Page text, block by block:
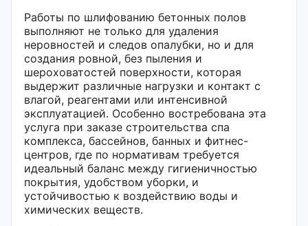
Работы по шлифованию бетонных полов
выполняют не только для удаления
неровностей и следов опалубки, но и для
создания ровной, без пыления и
шероховатостей поверхности, которая
выдержит различные нагрузки и контакт с
влагой, реагентами или интенсивной
эксплуатацией. Особенно востребована эта
услуга при заказе строительства спа
комплекса, бассейнов, банных и фитнес-
центров, где по нормативам требуется
идеальный баланс между гигиеничностью
покрытия, удобством уборки, и
устойчивостью к воздействию воды и
химических веществ.